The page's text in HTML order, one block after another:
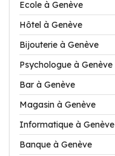
Ecole à Genève
Hôtel à Genève
Bijouterie à Genève
Psychologue à Genève
Bar à Genève
Magasin à Genève
Informatique à Genève
Banque à Genève